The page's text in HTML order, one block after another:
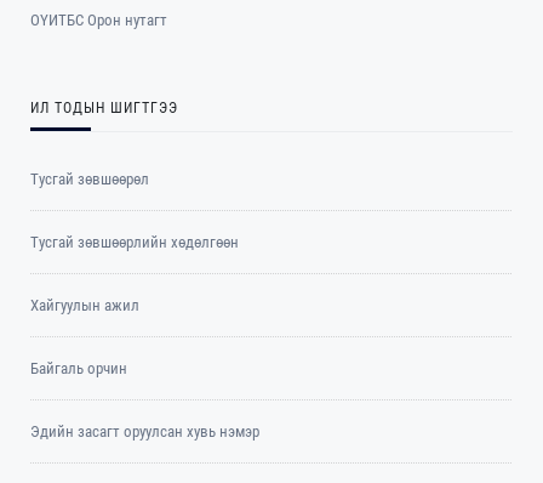
ОYИТБС Орон нутагт
ИЛ ТОДЫН ШИГТГЭЭ
Тусгай зөвшөөрөл
Тусгай зөвшөөрлийн хөдөлгөөн
Хайгуулын ажил
Байгаль орчин
Эдийн засагт оруулсан хувь нэмэр